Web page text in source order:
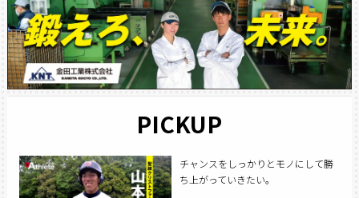
PICKUP
チャンスをしっかりとモノにして勝
ち上がっていきたい。